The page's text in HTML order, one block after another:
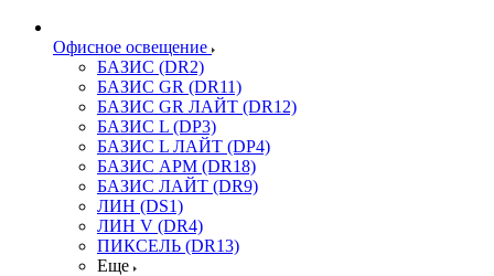
Офисное освещение
БАЗИС (DR2)
БАЗИС GR (DR11)
БАЗИС GR ЛАЙТ (DR12)
БАЗИС L (DP3)
БАЗИС L ЛАЙТ (DP4)
БАЗИС АРМ (DR18)
БАЗИС ЛАЙТ (DR9)
ЛИН (DS1)
ЛИН V (DR4)
ПИКСЕЛЬ (DR13)
Еще